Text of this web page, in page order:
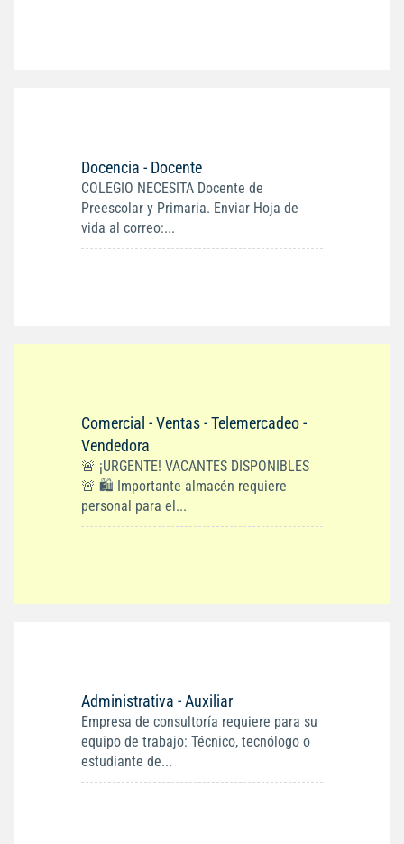
Docencia - Docente
COLEGIO NECESITA Docente de
Preescolar y Primaria. Enviar Hoja de
vida al correo:...
Comercial - Ventas - Telemercadeo -
Vendedora
🚨 ¡URGENTE! VACANTES DISPONIBLES
🚨 🛍️ Importante almacén requiere
personal para el...
Administrativa - Auxiliar
Empresa de consultoría requiere para su
equipo de trabajo: Técnico, tecnólogo o
estudiante de...